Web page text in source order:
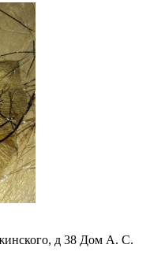
д 38 Дом А. С.